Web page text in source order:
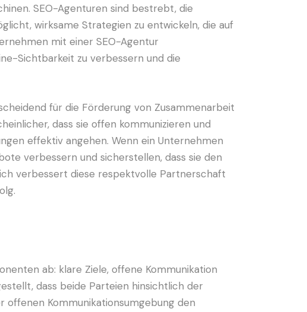
SEO-Agenturen sind bestrebt, die
wirksame Strategien zu entwickeln, die auf
mit einer SEO-Agentur
Sichtbarkeit zu verbessern und die
für die Förderung von Zusammenarbeit
dass sie offen kommunizieren und
effektiv angehen. Wenn ein Unternehmen
verbessern und sicherstellen, dass sie den
verbessert diese respektvolle Partnerschaft
ab: klare Ziele, offene Kommunikation
dass beide Parteien hinsichtlich der
offenen Kommunikationsumgebung den